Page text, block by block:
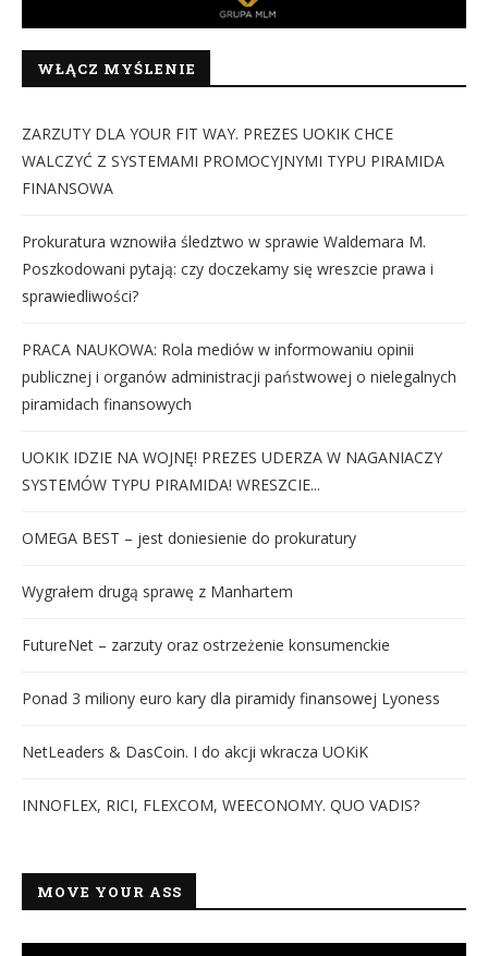
WŁĄCZ MYŚLENIE
ZARZUTY DLA YOUR FIT WAY. PREZES UOKIK CHCE
WALCZYĆ Z SYSTEMAMI PROMOCYJNYMI TYPU PIRAMIDA
FINANSOWA
Prokuratura wznowiła śledztwo w sprawie Waldemara M.
Poszkodowani pytają: czy doczekamy się wreszcie prawa i
sprawiedliwości?
PRACA NAUKOWA: Rola mediów w informowaniu opinii
publicznej i organów administracji państwowej o nielegalnych
piramidach finansowych
UOKIK IDZIE NA WOJNĘ! PREZES UDERZA W NAGANIACZY
SYSTEMÓW TYPU PIRAMIDA! WRESZCIE...
OMEGA BEST – jest doniesienie do prokuratury
Wygrałem drugą sprawę z Manhartem
FutureNet – zarzuty oraz ostrzeżenie konsumenckie
Ponad 3 miliony euro kary dla piramidy finansowej Lyoness
NetLeaders & DasCoin. I do akcji wkracza UOKiK
INNOFLEX, RICI, FLEXCOM, WEECONOMY. QUO VADIS?
MOVE YOUR ASS